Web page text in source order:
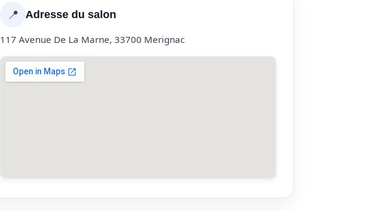
📍 Adresse du salon
117 Avenue De La Marne, 33700 Merignac